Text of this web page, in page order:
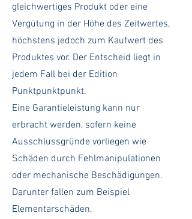
gleichwertiges Produkt oder eine
Vergütung in der Höhe des Zeitwertes,
höchstens jedoch zum Kaufwert des
Produktes vor. Der Entscheid liegt in
jedem Fall bei der Edition
Punktpunktpunkt.
Eine Garantieleistung kann nur
erbracht werden, sofern keine
Ausschlussgründe vorliegen wie
Schäden durch Fehlmanipulationen
oder mechanische Beschädigungen.
Darunter fallen zum Beispiel
Elementarschäden,